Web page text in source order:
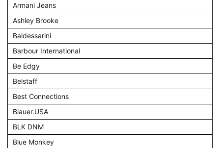
Armani Jeans
Ashley Brooke
Baldessarini
Barbour International
Be Edgy
Belstaff
Best Connections
Blauer.USA
BLK DNM
Blue Monkey